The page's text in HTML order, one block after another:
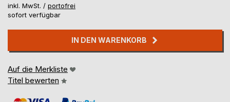
inkl. MwSt. / portofrei
sofort verfügbar
IN DEN WARENKORB
Auf die Merkliste
Titel bewerten